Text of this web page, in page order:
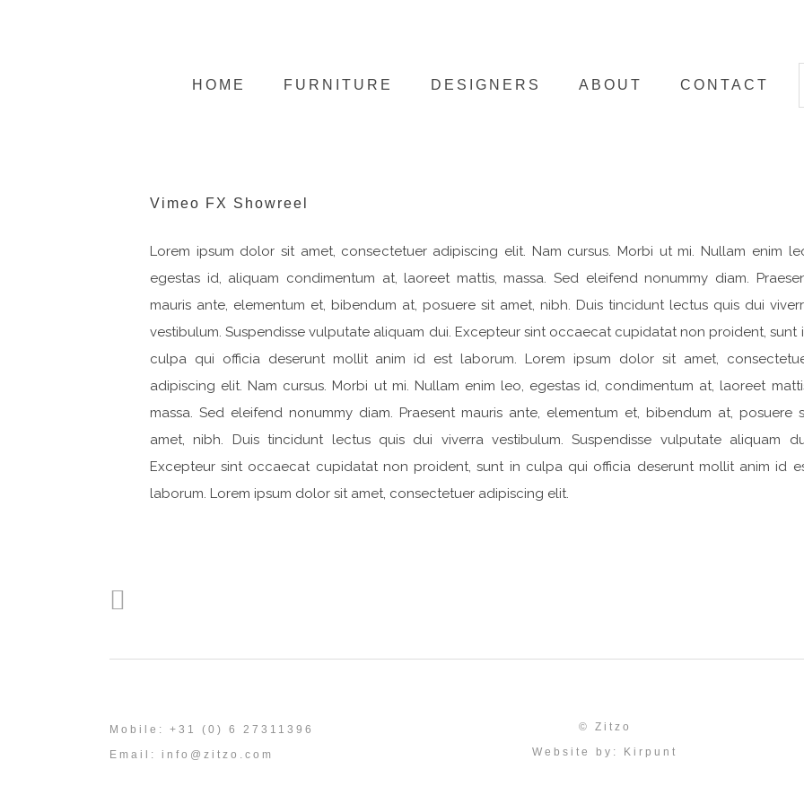
HOME FURNITURE DESIGNERS ABOUT CONTACT
Vimeo FX Showreel
Lorem ipsum dolor sit amet, consectetuer adipiscing elit. Nam cursus. Morbi ut mi. Nullam enim
egestas id, aliquam condimentum at, laoreet mattis, massa. Sed eleifend nonummy diam.
mauris ante, elementum et, bibendum at, posuere sit amet, nibh. Duis tincidunt lectus quis dui
vestibulum. Suspendisse vulputate aliquam dui. Excepteur sint occaecat cupidatat non proident, sunt
culpa qui officia deserunt mollit anim id est laborum. Lorem ipsum dolor sit amet,
adipiscing elit. Nam cursus. Morbi ut mi. Nullam enim leo, egestas id, condimentum at, laoreet
massa. Sed eleifend nonummy diam. Praesent mauris ante, elementum et, bibendum at, posuere
amet, nibh. Duis tincidunt lectus quis dui viverra vestibulum. Suspendisse vulputate aliquam
Excepteur sint occaecat cupidatat non proident, sunt in culpa qui officia deserunt mollit anim id
laborum. Lorem ipsum dolor sit amet, consectetuer adipiscing elit.
Mobile: +31 (0) 6 27311396
Email: info@zitzo.com
© Zitzo
Website by:
Kirpunt